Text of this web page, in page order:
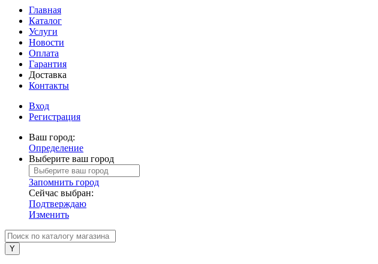
Главная
Каталог
Услуги
Новости
Оплата
Гарантия
Доставка
Контакты
Вход
Регистрация
Ваш город:
Определение
Выберите ваш город
Запомнить город
Сейчас выбран:
Подтверждаю
Изменить